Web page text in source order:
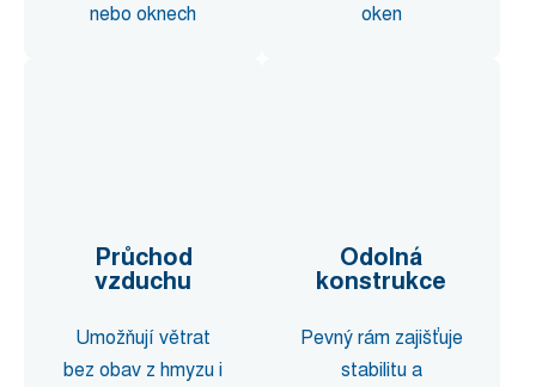
nebo oknech
oken
Průchod
vzduchu
Umožňují větrat
bez obav z hmyzu i
Odolná
konstrukce
Pevný rám zajišťuje
stabilitu a